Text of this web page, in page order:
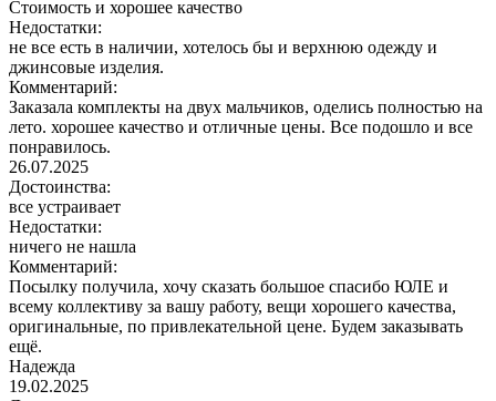
Стоимость и хорошее качество
Недостатки:
не все есть в наличии, хотелось бы и верхнюю одежду и
джинсовые изделия.
Комментарий:
Заказала комплекты на двух мальчиков, оделись полностью на
лето. хорошее качество и отличные цены. Все подошло и все
понравилось.
26.07.2025
Достоинства:
все устраивает
Недостатки:
ничего не нашла
Комментарий:
Посылку получила, хочу сказать большое спасибо ЮЛЕ и
всему коллективу за вашу работу, вещи хорошего качества,
оригинальные, по привлекательной цене. Будем заказывать
ещё.
Надежда
19.02.2025